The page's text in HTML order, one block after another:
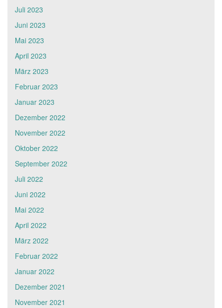
Juli 2023
Juni 2023
Mai 2023
April 2023
März 2023
Februar 2023
Januar 2023
Dezember 2022
November 2022
Oktober 2022
September 2022
Juli 2022
Juni 2022
Mai 2022
April 2022
März 2022
Februar 2022
Januar 2022
Dezember 2021
November 2021